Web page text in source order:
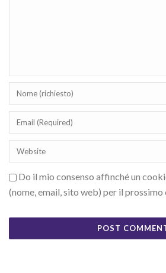
Do il mio consenso affinché un
(nome, email, sito web) per il